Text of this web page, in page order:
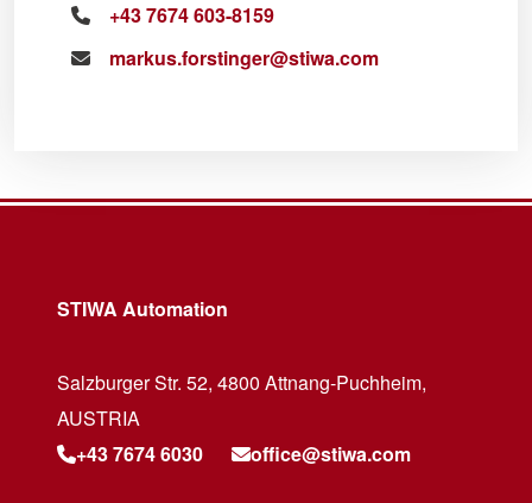
+43 7674 603-8159
markus.forstinger@stiwa.com
STIWA Automation
Salzburger Str. 52, 4800 Attnang-Puchheim,
AUSTRIA
+43 7674 6030
office@stiwa.com